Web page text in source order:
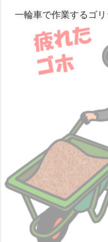
一輪車で作業するゴ